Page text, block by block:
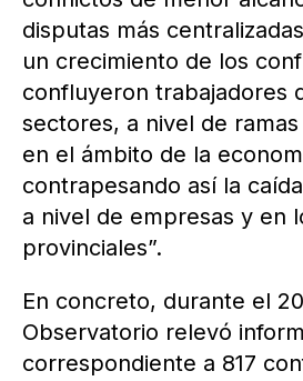
disputas más
un crecimiento de los
confluyeron trabajadores
sectores, a nivel de
en el ámbito de la
contrapesando así la
a nivel de empresas y en
provinciales”.
En concreto, durante el
Observatorio relevó
correspondiente a 817